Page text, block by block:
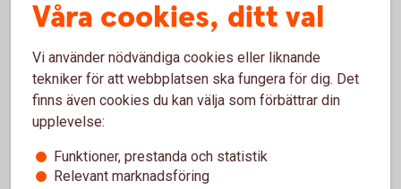
Vad är ett ISK?
Ett investeringssparkonto är en sparform där
du på ett enkelt sätt kan spara i fonder och
aktier.
Våra cookies, ditt val
Vi använder nödvändiga cookies eller liknande
tekniker för att webbplatsen ska fungera för dig. Det
finns även cookies du kan välja som förbättrar din
upplevelse:
Funktioner, prestanda och statistik
Relevant marknadsföring